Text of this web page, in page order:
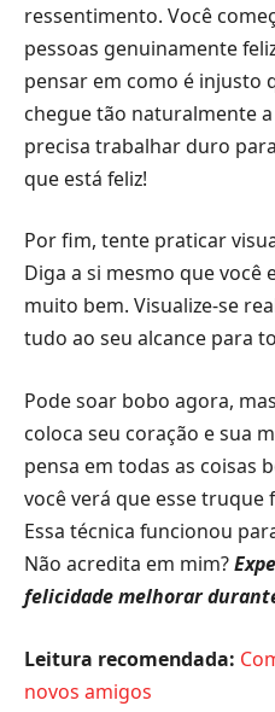
ressentimento. Você
pessoas genuinamente
pensar em como é injusto
chegue tão naturalmente
precisa trabalhar duro
que está feliz!
Por fim, tente praticar
Diga a si mesmo que você
muito bem. Visualize-se
tudo ao seu alcance para
Pode soar bobo agora,
coloca seu coração e sua
pensa em todas as coisas
você verá que esse
Essa técnica funcionou
Não acredita em mim?
felicidade melhorar
Leitura recomendada:
novos amigos